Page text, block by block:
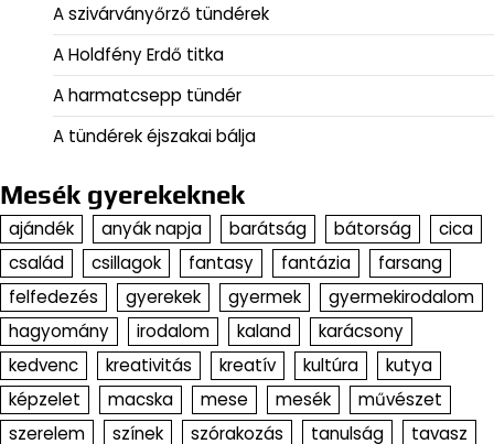
A szivárványőrző tündérek
A Holdfény Erdő titka
A harmatcsepp tündér
A tündérek éjszakai bálja
Mesék gyerekeknek
ajándék anyák napja barátság bátorság
cica
család
csillagok fantasy fantázia
farsang
felfedezés
gyerekek gyermek
gyermekirodalom
hagyomány
irodalom kaland
karácsony
kedvenc
kreativitás kreatív kultúra
kutya
képzelet
macska mese mesék
művészet
szerelem
színek szórakozás tanulság
tavasz